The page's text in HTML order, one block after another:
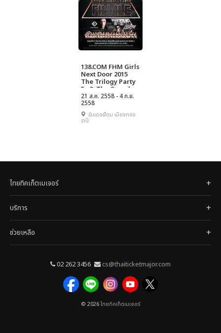
138.COM FHM Girls
Next Door 2015
The Trilogy Party
Ep.3: The Grand
Finale
21 ส.ค. 2558 - 4 ก.ย.
2558
ธันเดอร์โดม เมืองทอง
ธานี
ไทยทิคเก็ตเมเจอร์
บริการ
ช่วยเหลือ
02 262 3456 cs@thaiticketmajor.com
© 2026ไทยทิคเก็ตเมเจอร์